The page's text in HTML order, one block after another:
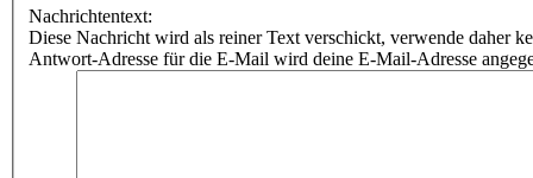
Nachrichtentext:
Diese Nachricht wird als reiner Text verschickt, verwende daher
Antwort-Adresse für die E-Mail wird deine E-Mail-Adresse